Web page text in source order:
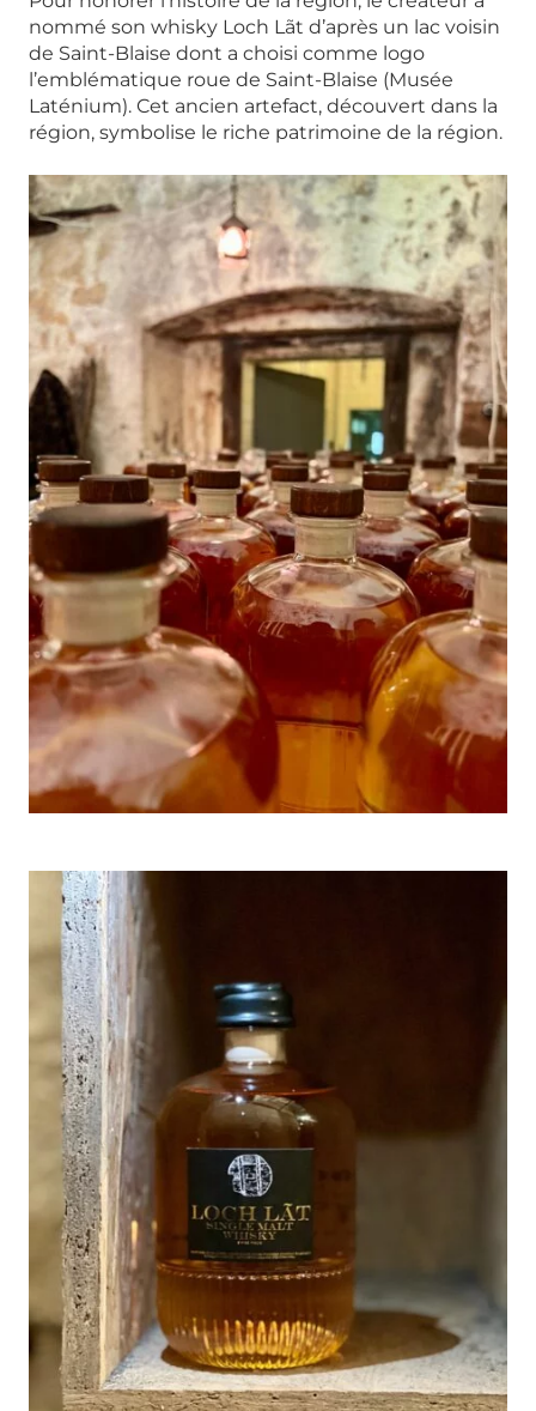
nommé son whisky Loch Lãt d’après un lac voisin
de Saint-Blaise dont a choisi comme logo
l’emblématique roue de Saint-Blaise (Musée
Laténium). Cet ancien artefact, découvert dans la
région, symbolise le riche patrimoine de la région.